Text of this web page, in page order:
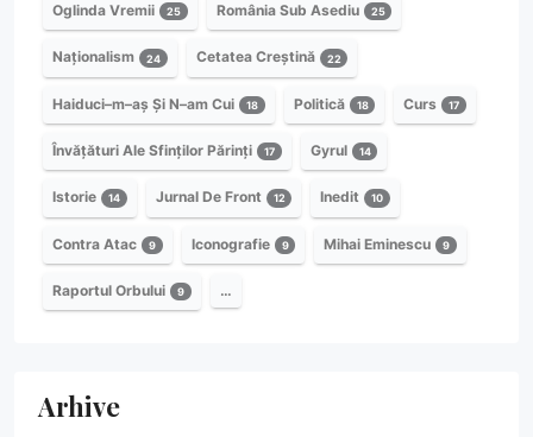
Oglinda Vremii 25 România Sub Asediu 25
Naționalism 24 Cetatea Creștină 22
Haiduci–m–aș Și N–am Cui 18 Politică 18 Curs 17
Învățături Ale Sfinților Părinți 17 Gyrul 14
Istorie 14 Jurnal De Front 12 Inedit 10
Contra Atac 9 Iconografie 9 Mihai Eminescu 9
Raportul Orbului 9 …
Arhive